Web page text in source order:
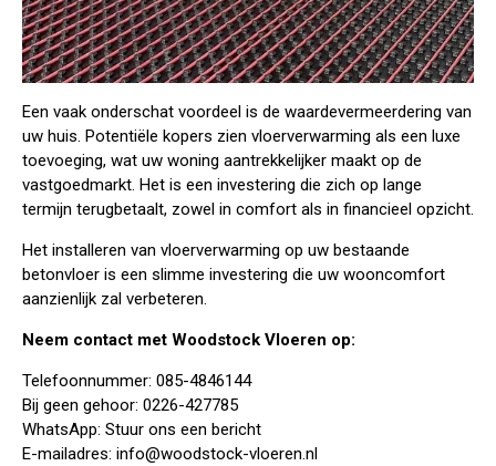
Een vaak onderschat voordeel is de waardevermeerdering van
uw huis. Potentiële kopers zien vloerverwarming als een luxe
toevoeging, wat uw woning aantrekkelijker maakt op de
vastgoedmarkt. Het is een investering die zich op lange
termijn terugbetaalt, zowel in comfort als in financieel opzicht.
Het installeren van vloerverwarming op uw bestaande
betonvloer is een slimme investering die uw wooncomfort
aanzienlijk zal verbeteren.
Neem contact met Woodstock Vloeren op:
Telefoonnummer: 085-4846144
Bij geen gehoor: 0226-427785
WhatsApp: Stuur ons een bericht
E-mailadres: info@woodstock-vloeren.nl